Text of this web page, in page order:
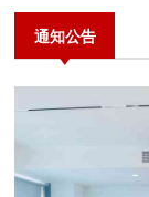
通知公告